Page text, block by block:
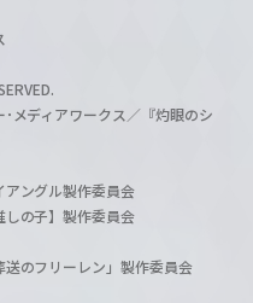
メディアワークス／『灼眼のシ
ングル製作委員会
の子】製作委員会
のフリーレン」製作委員会